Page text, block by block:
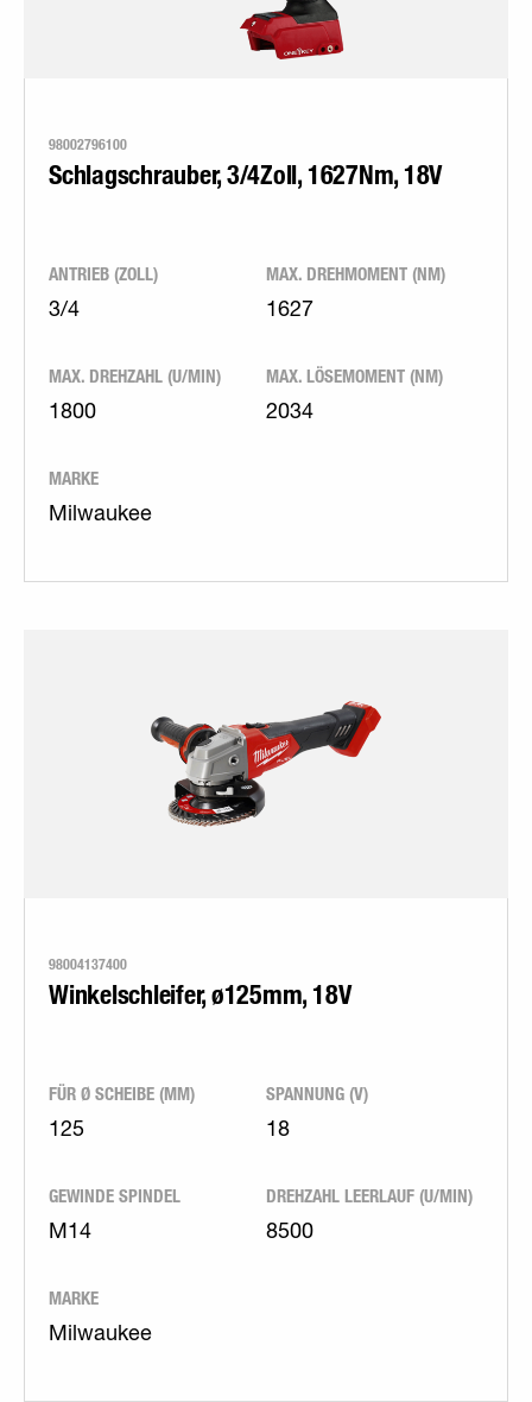
98002796100
Schlagschrauber, 3/4Zoll, 1627Nm, 18V
ANTRIEB (ZOLL)
3/4
MAX. DREHMOMENT (NM)
1627
MAX. DREHZAHL (U/MIN)
1800
MAX. LÖSEMOMENT (NM)
2034
MARKE
Milwaukee
98004137400
Winkelschleifer, ø125mm, 18V
FÜR Ø SCHEIBE (MM)
125
SPANNUNG (V)
18
GEWINDE SPINDEL
M14
DREHZAHL LEERLAUF (U/MIN)
8500
MARKE
Milwaukee